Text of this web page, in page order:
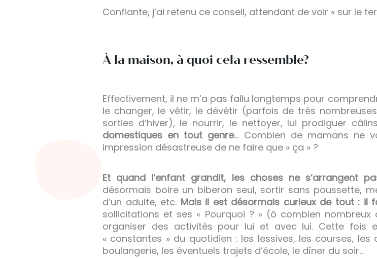
Confiante, j’ai retenu ce conseil, attendant de voir « sur le
À la maison, à quoi cela ressemble?
Effectivement, il ne m’a pas fallu longtemps pour
le changer, le vêtir, le dévêtir (parfois de très
sorties d’hiver), le nourrir, le nettoyer, lui prodiguer
domestiques en tout genre… Combien de mamans ne
impression désastreuse de ne faire que « ça » ?
Et quand l’enfant grandit, les choses ne s’arrangent
désormais boire un biberon seul, sortir sans poussette,
d’un adulte, etc. Mais il est désormais curieux de tout : il
sollicitations et ses « Pourquoi ? » (ô combien nombreux
organiser des activités pour lui et avec lui. Cette fois
« constantes » du quotidien : les lessives, les courses,
boulangerie, les éventuels trajets d’école, le dîner du soir…